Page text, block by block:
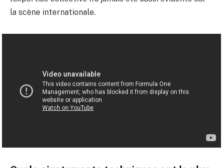
la scène internationale.